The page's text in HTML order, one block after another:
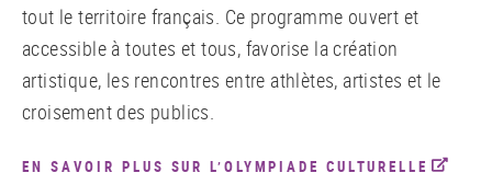
tout le territoire français. Ce programme ouvert et
accessible à toutes et tous, favorise la création
artistique, les rencontres entre athlètes, artistes et le
croisement des publics.
EN SAVOIR PLUS SUR L’OLYMPIADE CULTURELLE